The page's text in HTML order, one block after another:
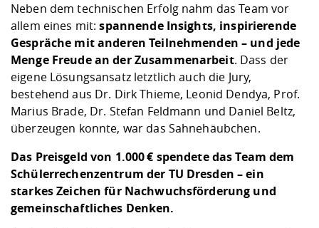
Neben dem technischen Erfolg nahm das Team vor
allem eines mit:spannende Insights, inspirierende
Gespräche mit anderen Teilnehmenden – und jede
Menge Freude an der Zusammenarbeit. Dass der
eigene Lösungsansatz letztlich auch die Jury,
bestehend aus Dr. Dirk Thieme, Leonid Dendya, Prof.
Marius Brade, Dr. Stefan Feldmann und Daniel Beltz,
überzeugen konnte, war das Sahnehäubchen.
Das Preisgeld von 1.000 € spendete das Team dem
Schülerrechenzentrum der TU Dresden – ein
starkes Zeichen für Nachwuchsförderung und
gemeinschaftliches Denken.